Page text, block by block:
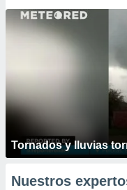
Tornados y lluvias
Nuestros